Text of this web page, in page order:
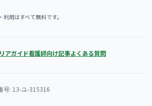
用はすべて無料です。
アガイド看護師向け記事よくある質問
号: 13-ユ-315316